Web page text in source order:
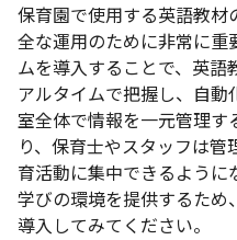
保育園で使用する英語教
全な運用のために非常に重
ムを導入することで、英語
アルタイムで把握し、自
室全体で情報を一元管理す
り、保育士やスタッフは
育活動に集中できるように
学びの環境を提供するため
導入してみてください。